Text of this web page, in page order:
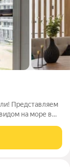
Представляем
на море в
, свежий